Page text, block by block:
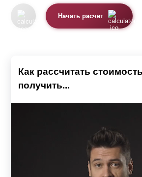
Начать расчет
Как рассчитать
получить...